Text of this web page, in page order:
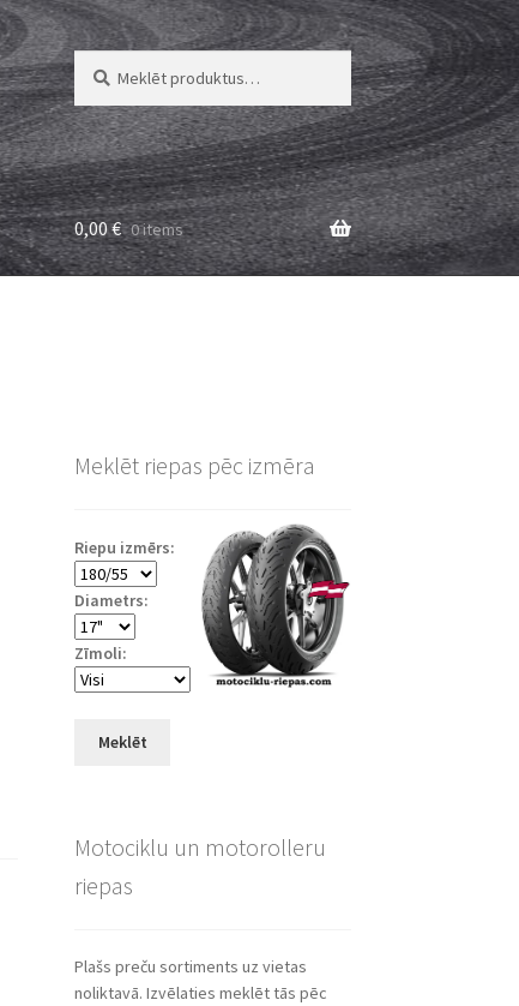
Meklēt:
Meklēt
0,00€ 0 items
Meklēt riepas pēc izmēra
Riepu izmērs:
Diametrs:
Zīmoli:
Meklēt
Motociklu un motorolleru
riepas
Plašs preču sortiments uz vietas
noliktavā. Izvēlaties meklēt tās pēc